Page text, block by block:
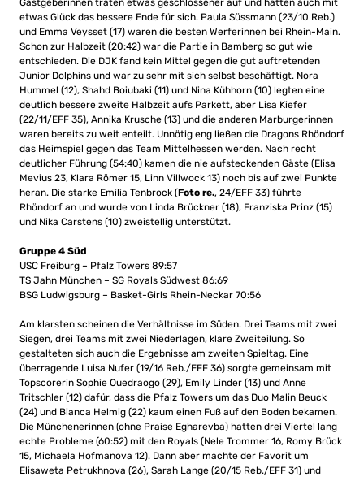
Gastgeberinnen traten etwas geschlossener auf und hatten auch mit
etwas Glück das bessere Ende für sich. Paula Süssmann (23/10 Reb.)
und Emma Veysset (17) waren die besten Werferinnen bei Rhein-Main.
Schon zur Halbzeit (20:42) war die Partie in Bamberg so gut wie
entschieden. Die DJK fand kein Mittel gegen die gut auftretenden
Junior Dolphins und war zu sehr mit sich selbst beschäftigt. Nora
Hummel (12), Shahd Boiubaki (11) und Nina Kühhorn (10) legten eine
deutlich bessere zweite Halbzeit aufs Parkett, aber Lisa Kiefer
(22/11/EFF 35), Annika Krusche (13) und die anderen Marburgerinnen
waren bereits zu weit enteilt. Unnötig eng ließen die Dragons Rhöndorf
das Heimspiel gegen das Team Mittelhessen werden. Nach recht
deutlicher Führung (54:40) kamen die nie aufsteckenden Gäste (Elisa
Mevius 23, Klara Römer 15, Linn Villwock 13) noch bis auf zwei Punkte
heran. Die starke Emilia Tenbrock (Foto re., 24/EFF 33) führte
Rhöndorf an und wurde von Linda Brückner (18), Franziska Prinz (15)
und Nika Carstens (10) zweistellig unterstützt.
Gruppe 4 Süd
USC Freiburg – Pfalz Towers 89:57
TS Jahn München – SG Royals Südwest 86:69
BSG Ludwigsburg – Basket-Girls Rhein-Neckar 70:56
Am klarsten scheinen die Verhältnisse im Süden. Drei Teams mit zwei
Siegen, drei Teams mit zwei Niederlagen, klare Zweiteilung. So
gestalteten sich auch die Ergebnisse am zweiten Spieltag. Eine
überragende Luisa Nufer (19/16 Reb./EFF 36) sorgte gemeinsam mit
Topscorerin Sophie Ouedraogo (29), Emily Linder (13) und Anne
Tritschler (12) dafür, dass die Pfalz Towers um das Duo Malin Beuck
(24) und Bianca Helmig (22) kaum einen Fuß auf den Boden bekamen.
Die Münchenerinnen (ohne Praise Egharevba) hatten drei Viertel lang
echte Probleme (60:52) mit den Royals (Nele Trommer 16, Romy Brück
15, Michaela Hofmanova 12). Dann aber machte der Favorit um
Elisaweta Petrukhnova (26), Sarah Lange (20/15 Reb./EFF 31) und